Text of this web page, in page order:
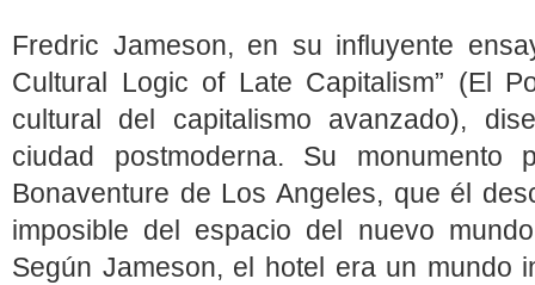
Fredric Jameson, en su influyente
Cultural Logic of Late Capitalism” (El
cultural del capitalismo avanzado),
ciudad postmo­derna. Su monumento
Bonaventure de Los Angeles, que él
imposible del espacio del nuevo
Según Jameson, el hotel era un mundo